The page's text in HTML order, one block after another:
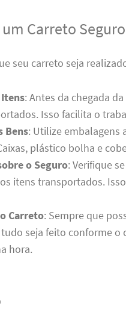
um Carreto
seu carreto seja
: Antes da chegada
Isso facilita o
Bens: Utilize embalagens
plástico bolha e
o Seguro: Verifique
itens transportados.
Carreto: Sempre que
seja feito conforme
hora.